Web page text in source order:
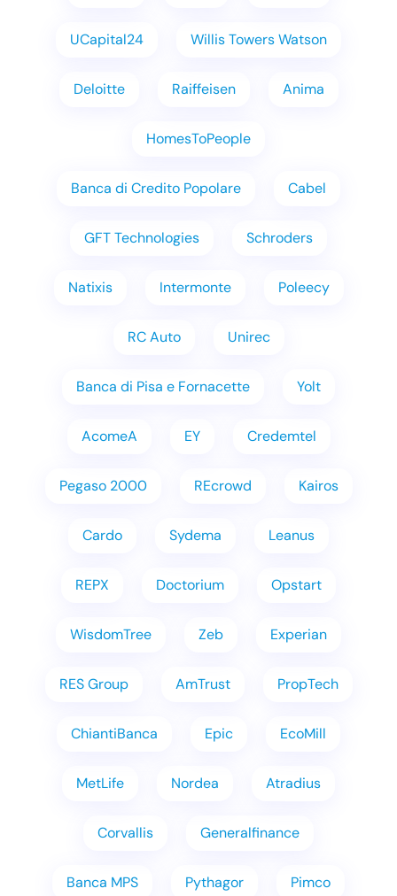
UCapital24 Willis Towers Watson
Deloitte Raiffeisen Anima
HomesToPeople
Banca di Credito Popolare Cabel
GFT Technologies Schroders
Natixis Intermonte Poleecy
RC Auto Unirec
Banca di Pisa e Fornacette Yolt
AcomeA EY Credemtel
Pegaso 2000 REcrowd Kairos
Cardo Sydema Leanus
REPX Doctorium Opstart
WisdomTree Zeb Experian
RES Group AmTrust PropTech
ChiantiBanca Epic EcoMill
MetLife Nordea Atradius
Corvallis Generalfinance
Banca MPS Pythagor Pimco